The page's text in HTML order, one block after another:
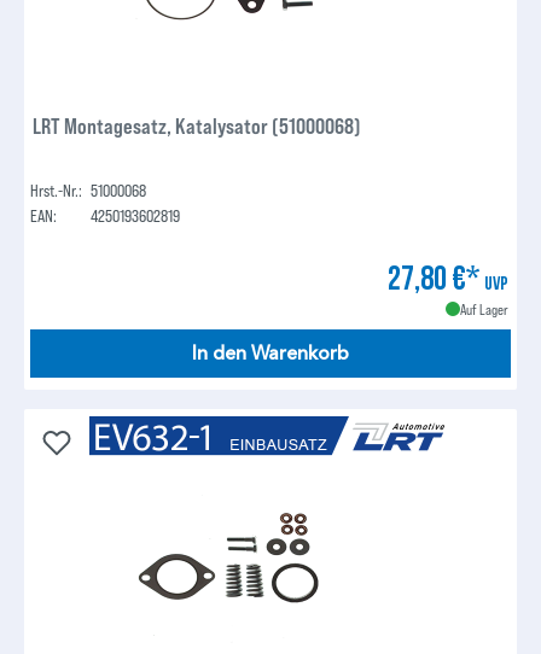
LRT Montagesatz, Katalysator (51000068)
Hrst.-Nr.: 51000068
EAN:
4250193602819
27,80 €* UVP
Auf Lager
In den Warenkorb